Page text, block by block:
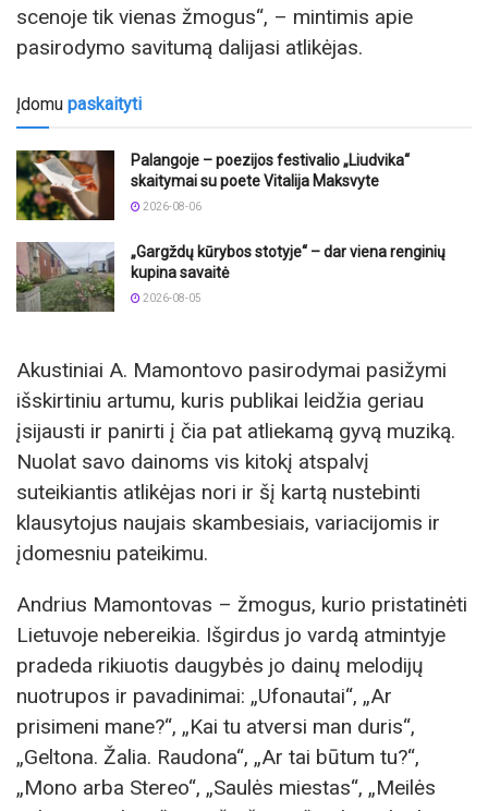
scenoje tik vienas žmogus“, – mintimis apie
pasirodymo savitumą dalijasi atlikėjas.
Įdomu paskaityti
Palangoje – poezijos festivalio „Liudvika“
skaitymai su poete Vitalija Maksvyte
2026-08-06
„Gargždų kūrybos stotyje“ – dar viena renginių
kupina savaitė
2026-08-05
Akustiniai A. Mamontovo pasirodymai pasižymi
išskirtiniu artumu, kuris publikai leidžia geriau
įsijausti ir panirti į čia pat atliekamą gyvą muziką.
Nuolat savo dainoms vis kitokį atspalvį
suteikiantis atlikėjas nori ir šį kartą nustebinti
klausytojus naujais skambesiais, variacijomis ir
įdomesniu pateikimu.
Andrius Mamontovas – žmogus, kurio pristatinėti
Lietuvoje nebereikia. Išgirdus jo vardą atmintyje
pradeda rikiuotis daugybės jo dainų melodijų
nuotrupos ir pavadinimai: „Ufonautai“, „Ar
prisimeni mane?“, „Kai tu atversi man duris“,
„Geltona. Žalia. Raudona“, „Ar tai būtum tu?“,
„Mono arba Stereo“, „Saulės miestas“, „Meilės